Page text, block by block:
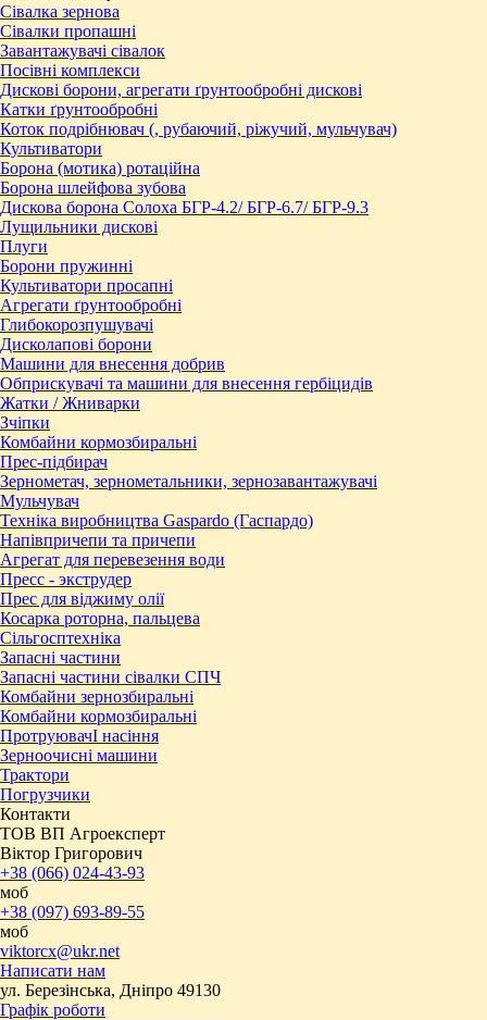
Сівалка зернова
Сівалки пропашні
Завантажувачі сівалок
Посівні комплекси
Дискові борони, агрегати ґрунтообробні дискові
Катки ґрунтообробні
Коток подрібнювач (, рубаючий, ріжучий, мульчувач)
Культиватори
Борона (мотика) ротаційна
Борона шлейфова зубова
Дискова борона Солоха БГР-4.2/ БГР-6.7/ БГР-9.3
Лущильники дискові
Плуги
Борони пружинні
Культиватори просапні
Агрегати ґрунтообробні
Глибокорозпушувачі
Дисколапові борони
Машини для внесення добрив
Обприскувачі та машини для внесення гербіцидів
Жатки / Жниварки
Зчіпки
Комбайни кормозбиральні
Прес-підбирач
Зернометач, зернометальники, зернозавантажувачі
Мульчувач
Техніка виробництва Gaspardo (Гаспардо)
Напівпричепи та причепи
Агрегат для перевезення води
Пресc - экструдер
Прес для віджиму олії
Косарка роторна, пальцева
Сільгосптехніка
Запасні частини
Запасні частини сівалки СПЧ
Комбайни зернозбиральні
Комбайни кормозбиральні
ПротруювачІ насіння
Зерноочисні машини
Трактори
Погрузчики
Контакти
ТОВ ВП Агроексперт
Віктор Григорович
+38 (066) 024-43-93
моб
+38 (097) 693-89-55
моб
viktorcx@ukr.net
Написати нам
ул. Березінська, Дніпро 49130
Графік роботи